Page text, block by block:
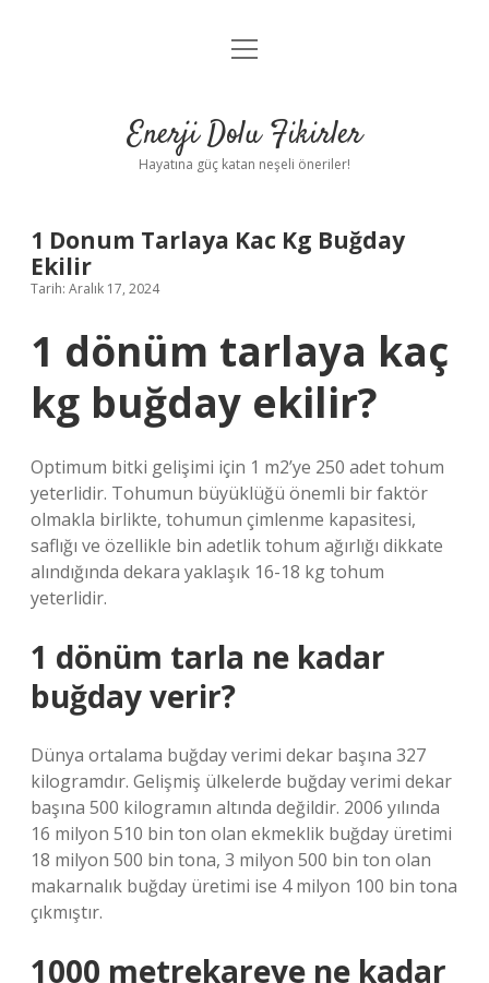
Anasayfa
Yasal Uyarı
menüyü
Enerji Dolu Fikirler
Hayatına güç katan neşeli öneriler!
1 Donum Tarlaya Kac Kg Buğday
Ekilir
Tarih: Aralık 17, 2024
1 dönüm tarlaya kaç
kg buğday ekilir?
Optimum bitki gelişimi için 1 m2’ye 250 adet tohum
yeterlidir. Tohumun büyüklüğü önemli bir faktör
olmakla birlikte, tohumun çimlenme kapasitesi,
saflığı ve özellikle bin adetlik tohum ağırlığı dikkate
alındığında dekara yaklaşık 16-18 kg tohum
yeterlidir.
1 dönüm tarla ne kadar
buğday verir?
Dünya ortalama buğday verimi dekar başına 327
kilogramdır. Gelişmiş ülkelerde buğday verimi dekar
başına 500 kilogramın altında değildir. 2006 yılında
16 milyon 510 bin ton olan ekmeklik buğday üretimi
18 milyon 500 bin tona, 3 milyon 500 bin ton olan
makarnalık buğday üretimi ise 4 milyon 100 bin tona
çıkmıştır.
1000 metrekareye ne kadar